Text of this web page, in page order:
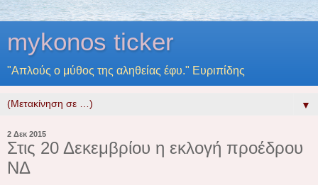
mykonos ticker
"Απλούς ο μύθος της αληθείας έφυ." Ευριπίδης
▼
2 Δεκ 2015
Στις 20 Δεκεμβρίου η εκλογή προέδρου
ΝΔ